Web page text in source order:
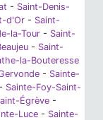
- Saint-Denis-
d'Or - Saint-
la-Tour - Saint-
- Saint-
la-Bouteresse
- Sainte-
- Sainte-Foy-Saint-
Égrève -
Luce - Sainte-